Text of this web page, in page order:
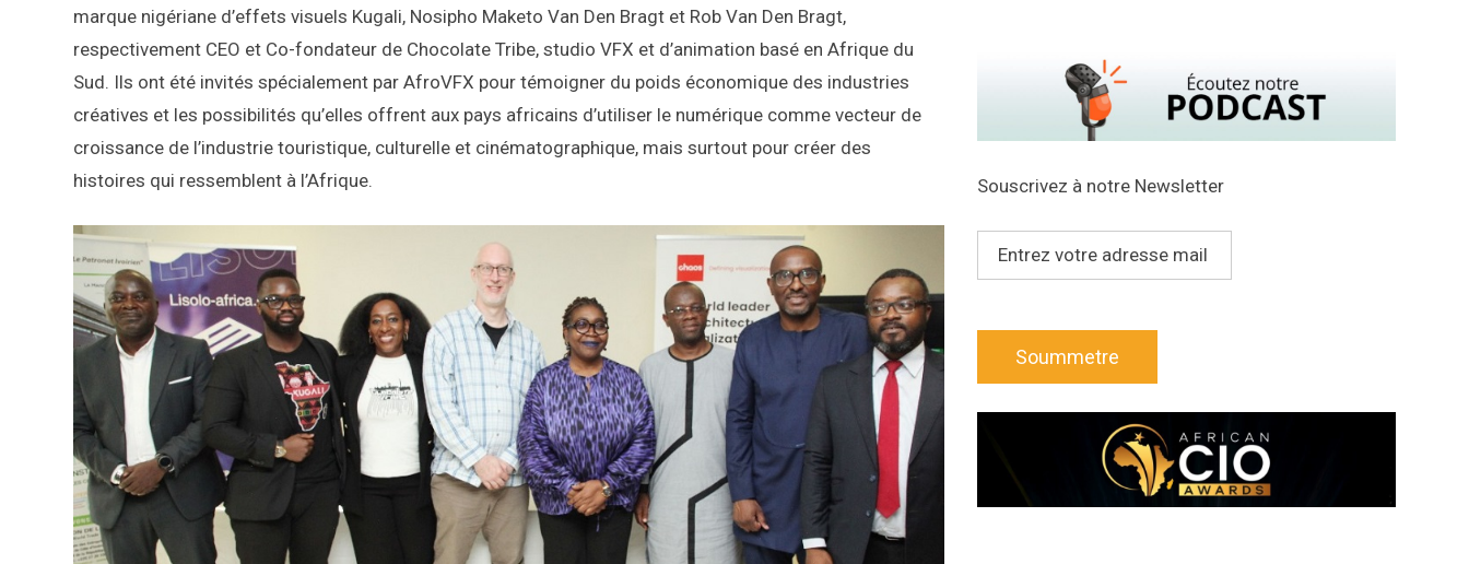
marque nigériane d’effets visuels Kugali, Nosipho Maketo Van Den Bragt et Rob Van Den Bragt,
respectivement CEO et Co-fondateur de Chocolate Tribe, studio VFX et d’animation basé en Afrique du
Sud. Ils ont été invités spécialement par AfroVFX pour témoigner du poids économique des industries
créatives et les possibilités qu’elles offrent aux pays africains d’utiliser le numérique comme vecteur de
croissance de l’industrie touristique, culturelle et cinématographique, mais surtout pour créer des
histoires qui ressemblent à l’Afrique.
Souscrivez à notre Newsletter